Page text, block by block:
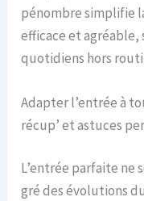
pénombre simplifie
efficace et agréable,
quotidiens hors
Adapter l’entrée à
récup’ et astuces
L’entrée parfaite ne
gré des évolutions